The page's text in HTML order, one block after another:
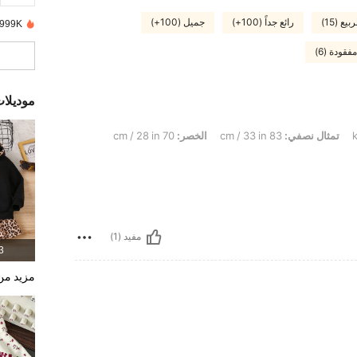
(15) رائع جداً (100+) جميل (100+)
(6)
تمثال نصفي: الخصر:
مفيد (1)
999K+ تم بيعها مؤخرًا
3
مزيد من